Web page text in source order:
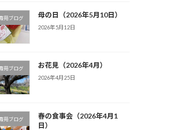
苑ブログ 母の日（2026年5月10日）
2026年5月12日
苑ブログ お花見（2026年4月）
2026年4月25日
苑ブログ
春の食事会（2026年4月1
日）